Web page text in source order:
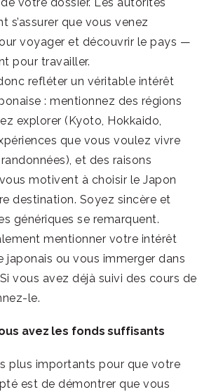
s’assurer que vous venez
voyager et découvrir le pays —
pour travailler.
refléter un véritable intérêt
: mentionnez des régions
explorer (Kyoto, Hokkaido,
que vous voulez vivre
et des raisons
motivent à choisir le Japon
destination. Soyez sincère et
génériques se remarquent.
mentionner votre intérêt
japonais ou vous immerger dans
vous avez déjà suivi des cours de
le.
avez les fonds suffisants
plus importants pour que votre
est de démontrer que vous